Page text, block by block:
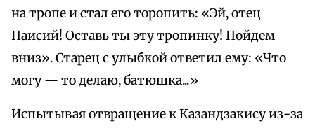
на тропе и стал его торопить: «Эй, отец
Паисий! Оставь ты эту тропинку! Пойдем
вниз». Старец с улыбкой ответил ему: «Что
могу — то делаю, батюшка...»
Испытывая отвращение к Казандзакису из-за